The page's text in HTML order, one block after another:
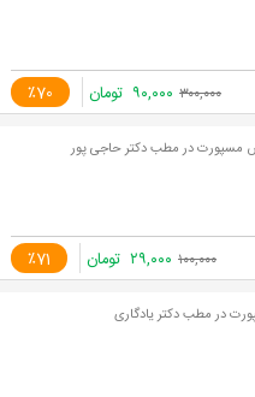
٪70 ۳۰۰,۰۰۰ ۹۰,۰۰۰ تومان
مسپورت در مطب دکتر حاجی پور
٪71 ۱۰۰,۰۰۰ ۲۹,۰۰۰ تومان
در مطب دکتر یادگاری